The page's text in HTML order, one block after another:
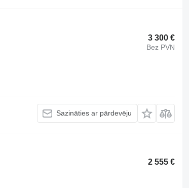
3 300 €
Bez PVN
Sazināties ar pārdevēju
2 555 €